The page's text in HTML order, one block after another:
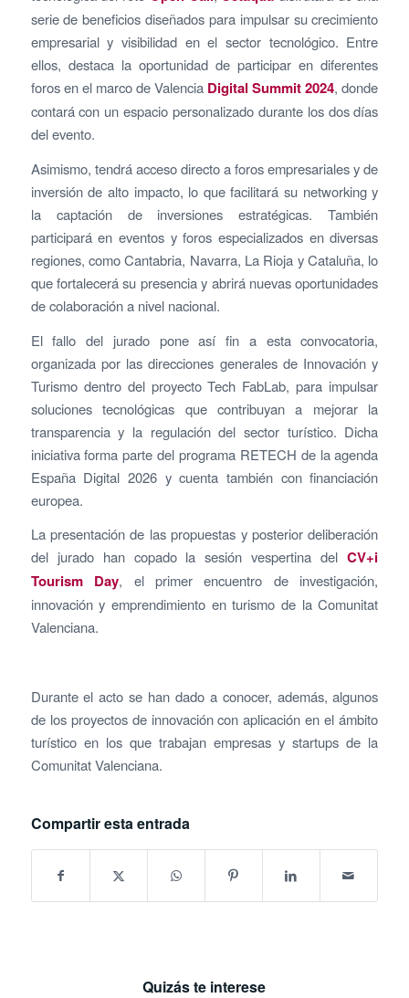
serie de beneficios diseñados para impulsar su crecimiento
empresarial y visibilidad en el sector tecnológico. Entre
ellos, destaca la oportunidad de participar en diferentes
foros en el marco de Valencia Digital Summit 2024, donde
contará con un espacio personalizado durante los dos días
del evento.
Asimismo, tendrá acceso directo a foros empresariales y de
inversión de alto impacto, lo que facilitará su networking y
la captación de inversiones estratégicas. También
participará en eventos y foros especializados en diversas
regiones, como Cantabria, Navarra, La Rioja y Cataluña, lo
que fortalecerá su presencia y abrirá nuevas oportunidades
de colaboración a nivel nacional.
El fallo del jurado pone así fin a esta convocatoria,
organizada por las direcciones generales de Innovación y
Turismo dentro del proyecto Tech FabLab, para impulsar
soluciones tecnológicas que contribuyan a mejorar la
transparencia y la regulación del sector turístico. Dicha
iniciativa forma parte del programa RETECH de la agenda
España Digital 2026 y cuenta también con financiación
europea.
La presentación de las propuestas y posterior deliberación
del jurado han copado la sesión vespertina delCV+i
Tourism Day, el primer encuentro de investigación,
innovación y emprendimiento en turismo de la Comunitat
Valenciana.
Durante el acto se han dado a conocer, además, algunos
de los proyectos de innovación con aplicación en el ámbito
turístico en los que trabajan empresas y startups de la
Comunitat Valenciana.
Compartir esta entrada
Quizás te interese